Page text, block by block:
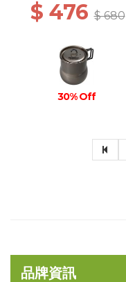
$ 476$ 680
30% Off
品牌資訊